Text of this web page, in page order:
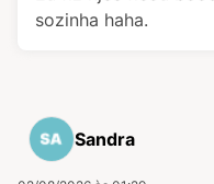
sozinha haha.
Sandra